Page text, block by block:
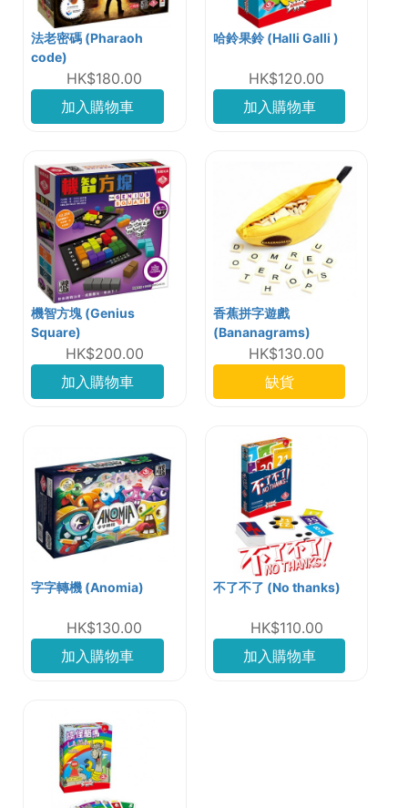
法老密碼 (Pharaoh
code)
HK$180.00
加入購物車
哈鈴果鈴 (Halli Galli )
HK$120.00
加入購物車
機智方塊 (Genius
Square)
HK$200.00
加入購物車
香蕉拼字遊戲
(Bananagrams)
HK$130.00
缺貨
字字轉機 (Anomia)
HK$130.00
加入購物車
不了不了 (No thanks)
HK$110.00
加入購物車